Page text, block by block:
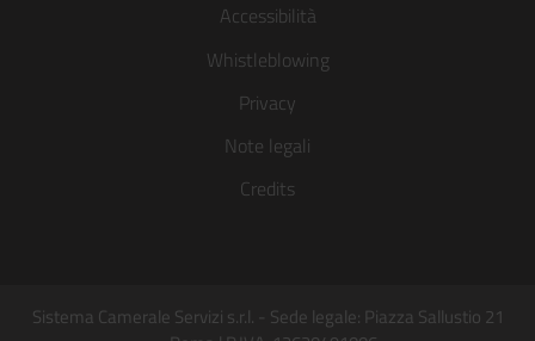
Accessibilità
Whistleblowing
Privacy
Note legali
Credits
Sistema Camerale Servizi s.r.l. - Sede legale: Piazza Sallustio 21